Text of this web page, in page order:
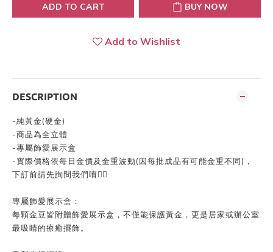
ADD TO CART BUY NOW
Add to Wishlist
DESCRIPTION
-純黃金(硬金)
-商品為全立體
-專屬飾愛展示盒
-實際價格依每日金價及金重波動(因每批成品有可能金重不同)，
下訂前請先詢問我們唷👍🏻
專屬飾愛展示盒：
每顆金豆皆附贈飾愛展示盒，不僅能保護黃金，更是居家或辦公室
最吸睛的療癒擺飾。